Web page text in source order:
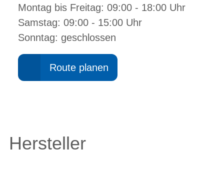
Montag bis Freitag: 09:00 - 18:00 Uhr
Samstag: 09:00 - 15:00 Uhr
Sonntag: geschlossen
Route planen
Hersteller